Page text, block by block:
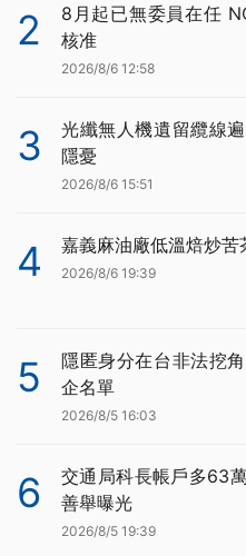
2
8月起已無委員在任
核准
2026/8/6 12:58
3
光纖無人機遺留纜線
隱憂
2026/8/6 15:51
4 嘉義麻油廠低溫焙炒
2026/8/6 19:39
5
隱匿身分在台非法挖
企名單
2026/8/5 16:03
6
交通局科長帳戶多63
善舉曝光
2026/8/5 19:39